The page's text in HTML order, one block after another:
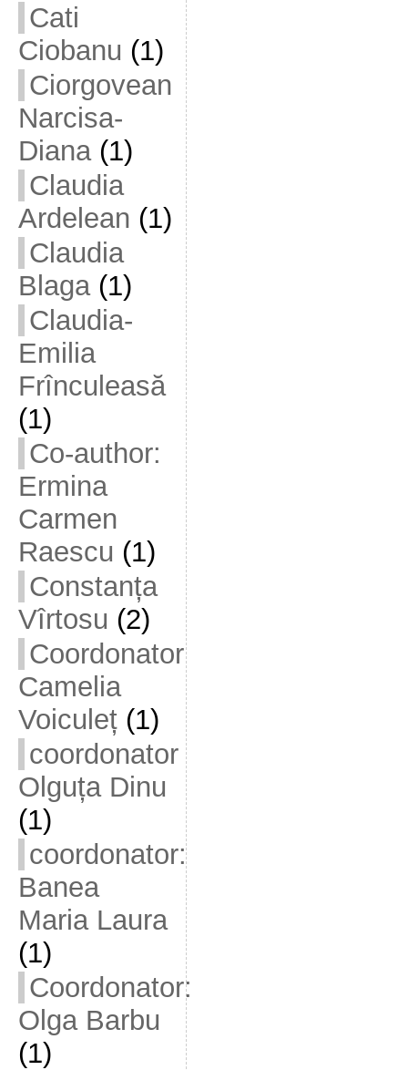
Cati
Ciobanu (1)
Ciorgovean
Narcisa-
Diana(1)
Claudia
Ardelean (1)
Claudia
Blaga(1)
Claudia-
Emilia
Frînculeasă
(1)
Co-author:
Ermina
Carmen
Raescu (1)
Constanța
Vîrtosu (2)
Coordonator
Camelia
Voiculeț(1)
coordonator
Olguța Dinu
(1)
coordonator:
Banea
Maria Laura
(1)
Coordonator:
Olga Barbu
(1)